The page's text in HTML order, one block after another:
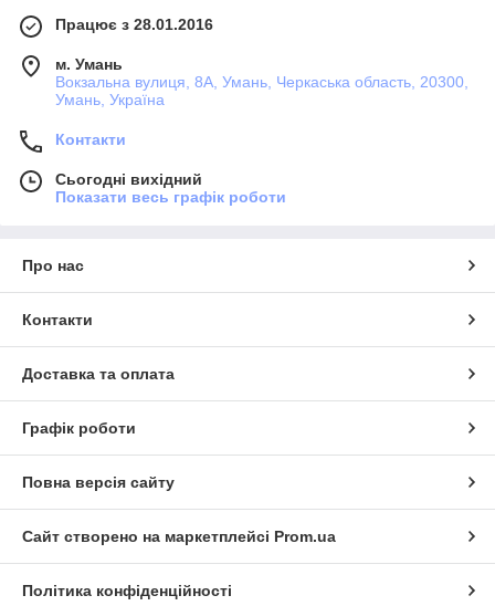
Працює з 28.01.2016
м. Умань
Вокзальна вулиця, 8А, Умань, Черкаська область, 20300,
Умань, Україна
Контакти
Сьогодні вихідний
Показати весь графік роботи
Про нас
Контакти
Доставка та оплата
Графік роботи
Повна версія сайту
Сайт створено на маркетплейсі Prom.ua
Політика конфіденційності